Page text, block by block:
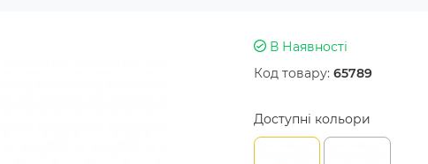
В Наявності
Код товару: 65789
Доступні кольори